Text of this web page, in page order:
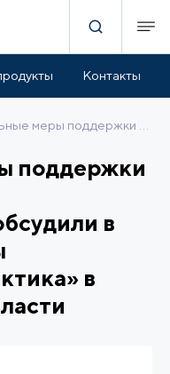
Контакты
поддержки
в
в